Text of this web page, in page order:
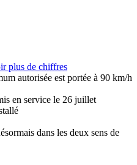
plus de chiffres
autorisée est portée à 90 km/h
en service le 26 juillet
dans les deux sens de